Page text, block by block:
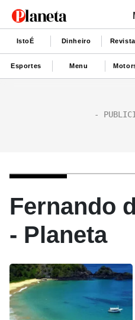
IstoÉ Dinheiro
Esportes Menu
Fernando
- Planeta